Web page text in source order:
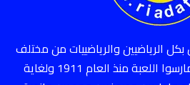
الرياضيين والرياضييات من مختلف
الاعمار والألعاب ممن مارسوا اللعبة منذ العام 1911 ولغاية